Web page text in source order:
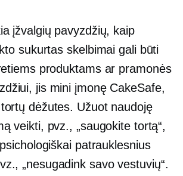
įžvalgių pavyzdžių, kaip
sukurtas skelbimai gali būti
produktams ar pramonės
jis mini įmonę CakeSafe,
dėžutes. Užuot naudoję
veikti, pvz., „saugokite tortą“,
patrauklesnius
„nesugadink savo vestuvių“.